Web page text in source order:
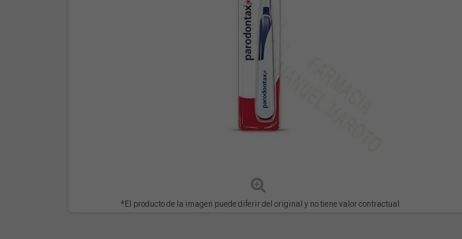
*El producto de la imagen puede diferir del original y no tiene valor contractual